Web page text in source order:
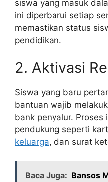
siswa yang masuk
ini diperbarui setiap
memastikan status
pendidikan.
2. Aktivasi
Siswa yang baru
bantuan wajib
bank penyalur. Proses
pendukung seperti
keluarga, dan surat
Baca Juga: Bansos